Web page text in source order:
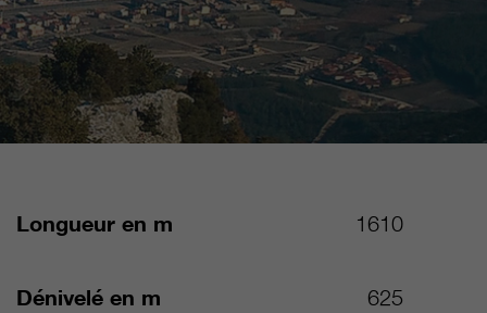
Longueur en m 1610
Dénivelé en m 625